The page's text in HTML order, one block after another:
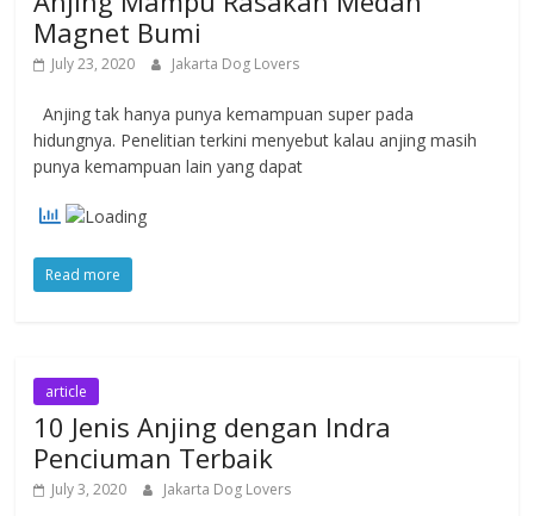
Magnet Bumi
July 23, 2020 Jakarta Dog Lovers
Anjing tak hanya punya kemampuan super pada
hidungnya. Penelitian terkini menyebut kalau anjing masih
punya kemampuan lain yang dapat
Read more
article
10 Jenis Anjing dengan Indra
Penciuman Terbaik
July 3, 2020 Jakarta Dog Lovers